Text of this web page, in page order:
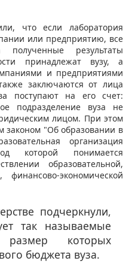
что если лаборатория
или предприятию, все
результаты
принадлежат вузу, а
и предприятиями
заключаются от лица
поступают на его счет:
подразделение вуза не
лицом. При этом
законом "Об образовании в
организация
которой понимается
образовательной,
экономической
подчеркнули,
так называемые
которых
бюджета вуза.